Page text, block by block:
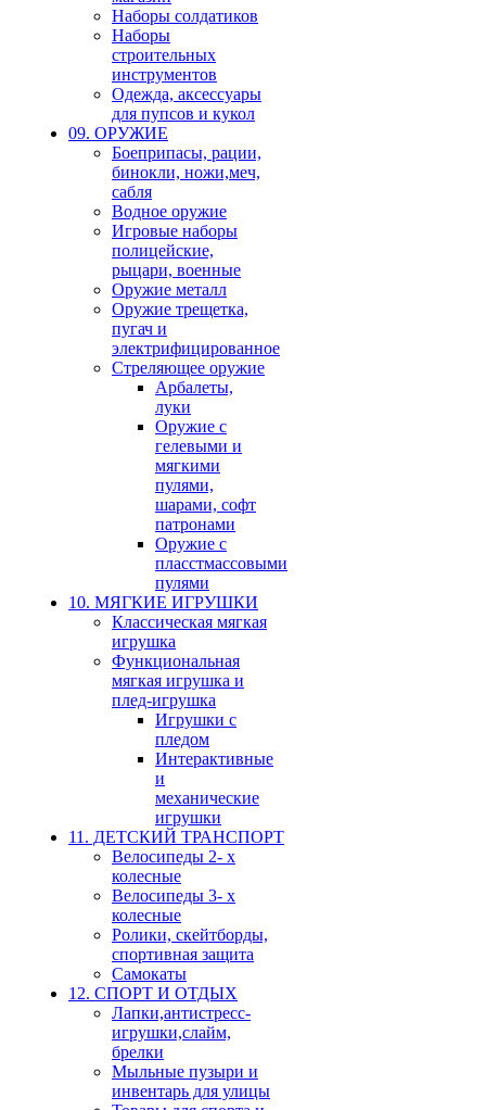
Наборы солдатиков
Наборы
строительных
инструментов
Одежда, аксессуары
для пупсов и кукол
09. ОРУЖИЕ
Боеприпасы, рации,
бинокли, ножи,меч,
сабля
Водное оружие
Игровые наборы
полицейские,
рыцари, военные
Оружие металл
Оружие трещетка,
пугач и
электрифицированное
Стреляющее оружие
Арбалеты,
луки
Оружие с
гелевыми и
мягкими
пулями,
шарами, софт
патронами
Оружие с
пласстмассовыми
пулями
10. МЯГКИЕ ИГРУШКИ
Классическая мягкая
игрушка
Функциональная
мягкая игрушка и
плед-игрушка
Игрушки с
пледом
Интерактивные
и
механические
игрушки
11. ДЕТСКИЙ ТРАНСПОРТ
Велосипеды 2- х
колесные
Велосипеды 3- х
колесные
Ролики, скейтборды,
спортивная защита
Самокаты
12. СПОРТ И ОТДЫХ
Лапки,антистресс-
игрушки,слайм,
брелки
Мыльные пузыри и
инвентарь для улицы